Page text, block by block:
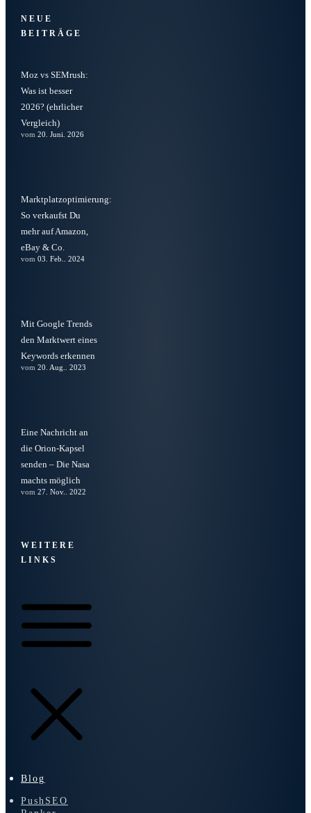
NEUE
BEITRÄGE
Moz vs SEMrush:
Was ist besser
2026? (ehrlicher
Vergleich)
vom 20. Juni. 2026
Marktplatzoptimierung:
So verkaufst Du
mehr auf Amazon,
eBay & Co.
vom 03. Feb.. 2024
Mit Google Trends
den Marktwert eines
Keywords erkennen
vom 20. Aug.. 2023
Eine Nachricht an
die Orion-Kapsel
senden – Die Nasa
machts möglich
vom 27. Nov.. 2022
WEITERE
LINKS
Blog
PushSEO